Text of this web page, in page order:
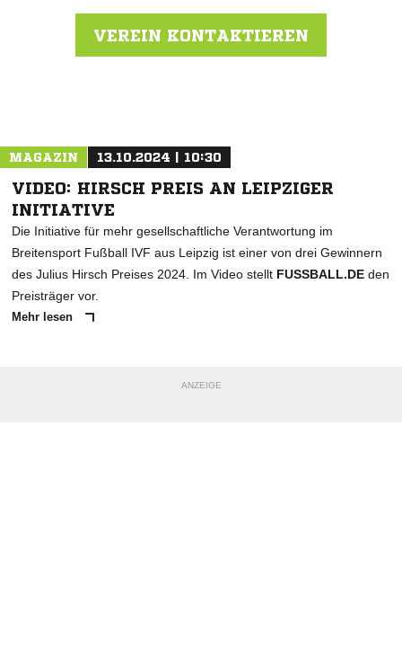
VEREIN KONTAKTIEREN
MAGAZIN 13.10.2024 | 10:30
VIDEO: HIRSCH PREIS AN LEIPZIGER
INITIATIVE
Die Initiative für mehr gesellschaftliche Verantwortung im
Breitensport Fußball IVF aus Leipzig ist einer von drei Gewinnern
des Julius Hirsch Preises 2024. Im Video stellt FUSSBALL.DE den
Preisträger vor.
Mehr lesen
ANZEIGE